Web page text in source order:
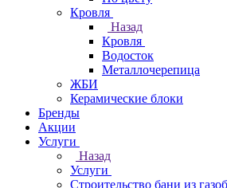
Кровля
Назад
Кровля
Водосток
Металлочерепица
ЖБИ
Керамические блоки
Бренды
Акции
Услуги
Назад
Услуги
Строительство бани из